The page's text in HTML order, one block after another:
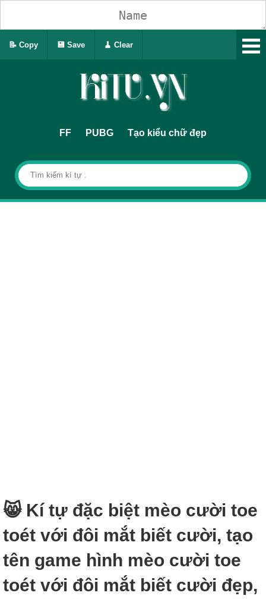
FF PUBG Tạo kiểu chữ đẹp
😸 Kí tự đặc biệt mèo cười toe
toét với đôi mắt biết cười, tạo
tên game hình mèo cười toe
toét với đôi mắt biết cười đẹp,
📝 Copy 💾 Save 🧹 Clear